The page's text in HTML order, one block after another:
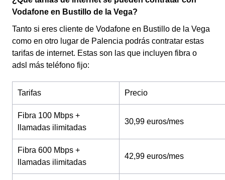
Vodafone en Bustillo de la Vega?
Tanto si eres cliente de Vodafone en Bustillo de la Vega
como en otro lugar de Palencia podrás contratar estas
tarifas de internet. Estas son las que incluyen fibra o
adsl más teléfono fijo:
Tarifas Precio
Fibra 100 Mbps +
llamadas ilimitadas
30,99 euros/mes
Fibra 600 Mbps +
llamadas ilimitadas
42,99 euros/mes